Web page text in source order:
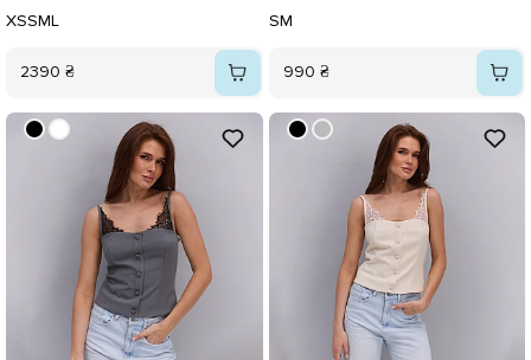
XSSML
2390 ₴
SM
990 ₴